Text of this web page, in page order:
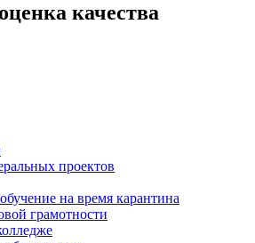
качества
проектов
на время карантина
грамотности